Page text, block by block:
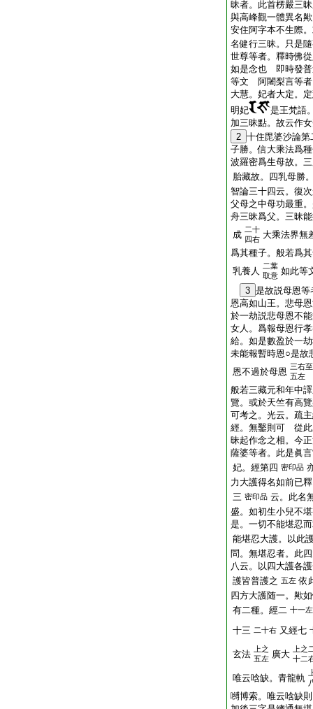
昧者。此首楞嚴三
與高峰觀一體異名
安住阿字本不生際
名健行三昧。只是
世尊等者。釋時佛
如是念也 即時發普
等文 阿闍梨言等者
大慧。妃者大定。
明妃
是王梵語
加三昧點。故云作
2 十住毘婆沙論
子勝。信大乘法爲
波羅密爲生母故。
胎藏故。四乳母勝
智論三十四云。復
父母之中母功最重
舟三昧爲父。三昧
成 二十
四右 大乘法界無
爲其種子。般若爲
乳養人 二葉
取意 如此等
3 是故説母恩等
恩高如山王。悲母
於一劫説悲母恩不
女人。爲報母恩行
給。如是數盈於一
未能報暫時恩○是故
恩不過於母恩 三右至
五左
般若三藏元和年中
覽。或於天竺有高
可考之。光云。疏
經。無鑿則可 從此
昧起作念之相。今
薩婆等者。此是眞
妃。經第四 密印品
力大護得名如前已
三 密印品 云。此名
盛。如初生小兒不
是。一切不能堪忍
能堪忍大護。以此
問。無堪忍者。此
八云。以四大護各
護皆普護之 五左 依
四方大護随一。歟
有二種。經二 十一左
十三 二十右 又經七
玄法
上之
五左 廣大
上之
十二
唯云唅缺。青龍軌
嚩博索。唯云唅缺